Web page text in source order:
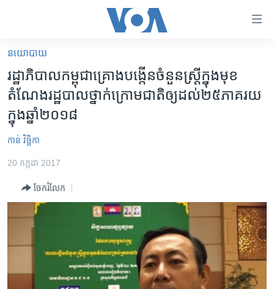
គេហទំព័រ​
ទាក់ទង
រំលង​
និង​
ចូល​
ទំព័រ​
ព័ត៌មាន​​
រំលង​
និង​
ទៅ​
រចនា
អន្តរជាតិ
អាមេរិក
ចិន
ព្រឹត្តិការណ៍ព័ត៌មាន
ទូរទស្សន៍ / វីដេអូ​
នយោបាយ
រដ្ឋាភិបាល​កម្ពុជា​គ្រោង​បង្កើន​ចំនួន​ស្រ្តី​ក្នុង​មុខ​
តំណែង​រដ្ឋបាល​ថ្នាក់​ក្រោម​ជាតិ​ឲ្យ​ដល់​២៥​ភាគរយ​
ក្នុង​ឆ្នាំ​២០១៨
កាន់ វិច្ឆិកា
20 កក្កដា 2017
ចែករំលែក